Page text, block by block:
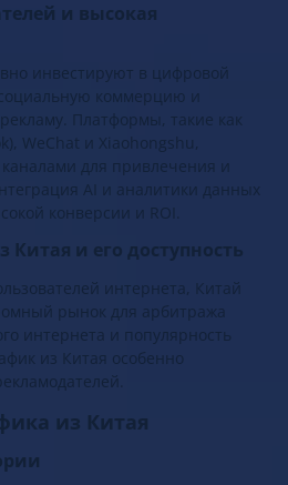
и высокая
инвестируют в цифровой
коммерцию и
Платформы, такие как
WeChat и Xiaohongshu,
для привлечения и
AI и аналитики данных
конверсии и ROI.
и его доступность
интернета, Китай
рынок для арбитража
интернета и популярность
из Китая особенно
из Китая